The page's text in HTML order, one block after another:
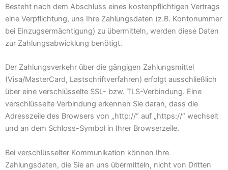
Besteht nach dem Abschluss eines kostenpflichtigen Vertrags
eine Verpflichtung, uns Ihre Zahlungsdaten (z.B. Kontonummer
bei Einzugsermächtigung) zu übermitteln, werden diese Daten
zur Zahlungsabwicklung benötigt.
Der Zahlungsverkehr über die gängigen Zahlungsmittel
(Visa/MasterCard, Lastschriftverfahren) erfolgt ausschließlich
über eine verschlüsselte SSL- bzw. TLS-Verbindung. Eine
verschlüsselte Verbindung erkennen Sie daran, dass die
Adresszeile des Browsers von „http://“ auf „https://“ wechselt
und an dem Schloss-Symbol in Ihrer Browserzeile.
Bei verschlüsselter Kommunikation können Ihre
Zahlungsdaten, die Sie an uns übermitteln, nicht von Dritten